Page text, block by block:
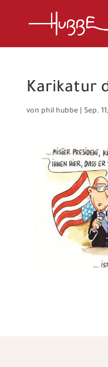
Karikatur
von phil hubbe| Sep.